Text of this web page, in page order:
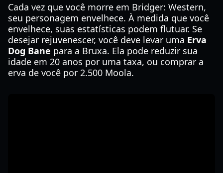
Cada vez que você morre em Bridger: Western,
seu personagem envelhece. À medida que você
envelhece, suas estatísticas podem flutuar. Se
desejar rejuvenescer, você deve levar uma Erva
Dog Bane para a Bruxa. Ela pode reduzir sua
idade em 20 anos por uma taxa, ou comprar a
erva de você por 2.500 Moola.